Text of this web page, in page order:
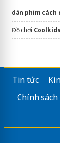
dán phim cách
Đồ chơi Coolkids
Tin tức
Chính